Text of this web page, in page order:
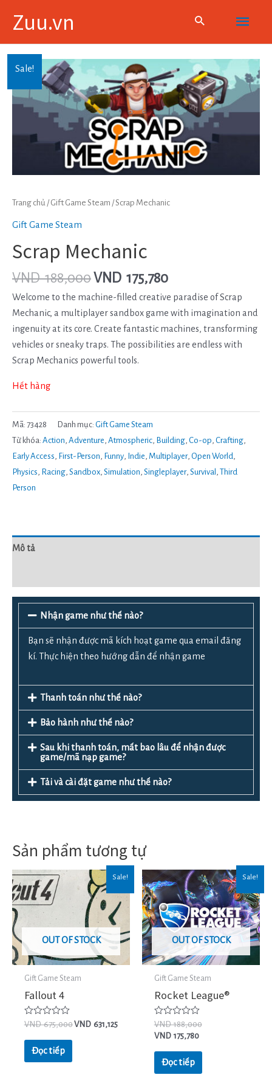
Zuu.vn
Main
Menu
Sale!
Trang chủ /Gift Game Steam / Scrap Mechanic
Gift Game Steam
Scrap Mechanic
VND188,000VND 175,780
Welcome to the machine-filled creative paradise of Scrap
Mechanic, a multiplayer sandbox game with imagination and
ingenuity at its core. Create fantastic machines, transforming
vehicles or sneaky traps. The possibilities are endless with
Scrap Mechanics powerful tools.
Hết hàng
Mã: 73428 Danh mục: Gift Game Steam
Từ khóa: Action Adventure Atmospheric Building Co-op Crafting
Early Access First-Person Funny Indie Multiplayer, Open World
Physics Racing Sandbox Simulation Singleplayer, Survival Third
Person
Mô tả
Nhận game như thế nào?
Bạn sẽ nhận được mã kích hoạt game qua email đăng
kí. Thực hiện theo hướng dẫn để nhận game
Thanh toán như thế nào?
Bảo hành như thế nào?
Sau khi thanh toán, mất bao lâu để nhận được
game/mã nạp game?
Tải và cài đặt game như thế nào?
Sản phẩm tương tự
Sale!
OUT OF STOCK
Gift Game Steam
Fallout 4
Được
hạng
VND675,000VND 631,125
Đọc tiếp
Sale!
OUT OF STOCK
Gift Game Steam
Rocket League®
Được
xếp
hạng
sao
VND188,000
VND 175,780
Đọc tiếp